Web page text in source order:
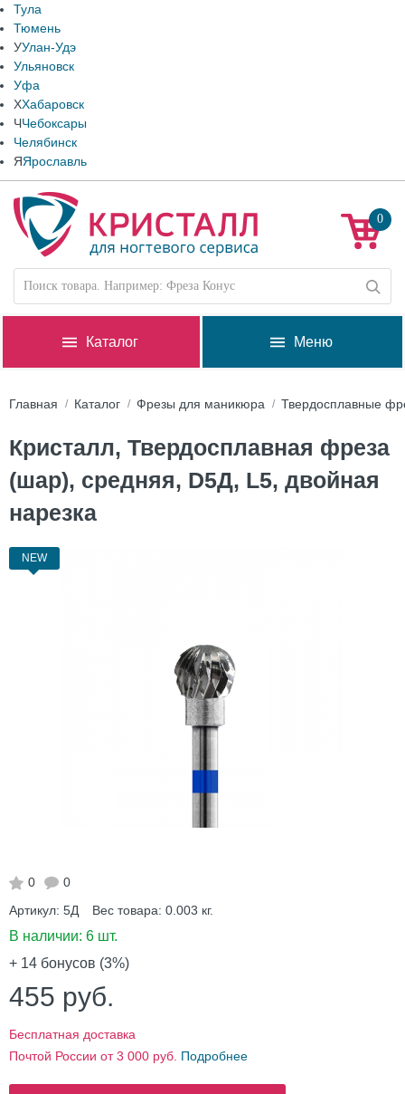
Тула
Тюмень
УУлан-Удэ
Ульяновск
Уфа
ХХабаровск
ЧЧебоксары
Челябинск
ЯЯрославль
0
Каталог Меню
Главная Каталог Фрезы для маникюра Твердосплавные
Кристалл, Твердосплавная фреза
(шар), средняя, D5Д, L5, двойная
нарезка
NEW
0
0
Артикул: 5Д Вес товара: 0.003 кг.
В наличии: 6 шт.
+ 14 бонусов (3%)
455 руб.
Бесплатная доставка
Почтой России от 3 000 руб. Подробнее